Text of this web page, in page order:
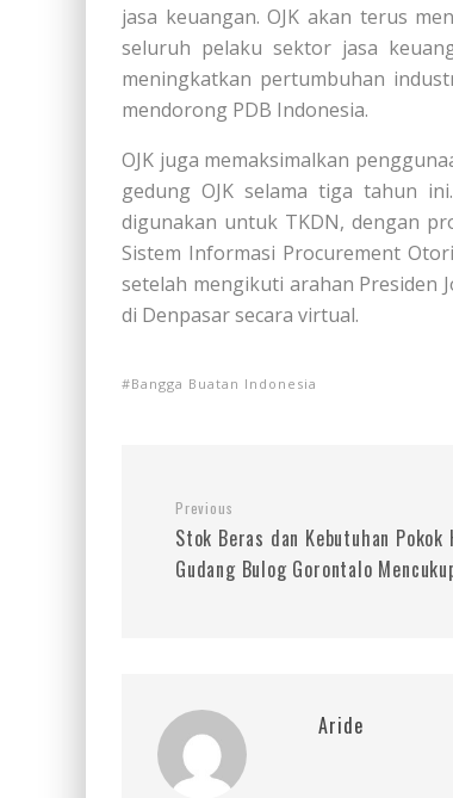
jasa keuangan. OJK akan terus
seluruh pelaku sektor jasa
meningkatkan pertumbuhan
mendorong PDB Indonesia.
OJK juga memaksimalkan
gedung OJK selama tiga tahun
digunakan untuk TKDN, dengan
Sistem Informasi Procurement
setelah mengikuti arahan Presiden
di Denpasar secara virtual.
Bangga Buatan Indonesia
Previous
Stok Beras dan Kebutuhan Pokok
Gudang Bulog Gorontalo
Aride